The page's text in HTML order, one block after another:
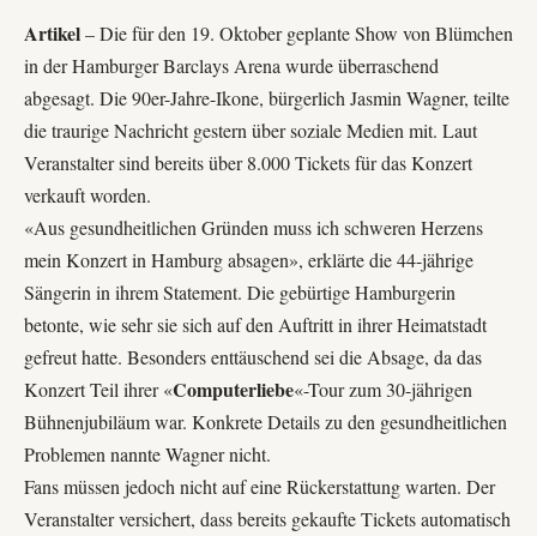
Artikel– Die für den 19. Oktober geplante Show von Blümchen
in der Hamburger Barclays Arena wurde überraschend
abgesagt. Die 90er-Jahre-Ikone, bürgerlich Jasmin Wagner, teilte
die traurige Nachricht gestern über soziale Medien mit. Laut
Veranstalter sind bereits über 8.000 Tickets für das Konzert
verkauft worden.
«Aus gesundheitlichen Gründen muss ich schweren Herzens
mein Konzert in Hamburg absagen», erklärte die 44-jährige
Sängerin in ihrem Statement. Die gebürtige Hamburgerin
betonte, wie sehr sie sich auf den Auftritt in ihrerHeimatstadt
gefreut hatte. Besonders enttäuschend sei die Absage, da das
Konzert Teil ihrer «Computerliebe«-Tour zum 30-jährigen
Bühnenjubiläum war. Konkrete Details zu den gesundheitlichen
Problemen nannte Wagner nicht.
Fans müssen jedoch nicht auf eine Rückerstattung warten. Der
Veranstalter versichert, dass bereits gekaufte Tickets automatisch